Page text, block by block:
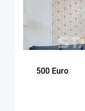
52
m²
1
500 Euro